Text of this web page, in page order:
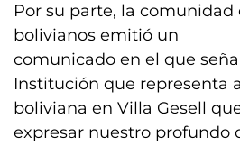
Por su parte, la comunidad
bolivianos emitió un
comunicado en el que
Institución que representa
boliviana en Villa Gesell
expresar nuestro profundo